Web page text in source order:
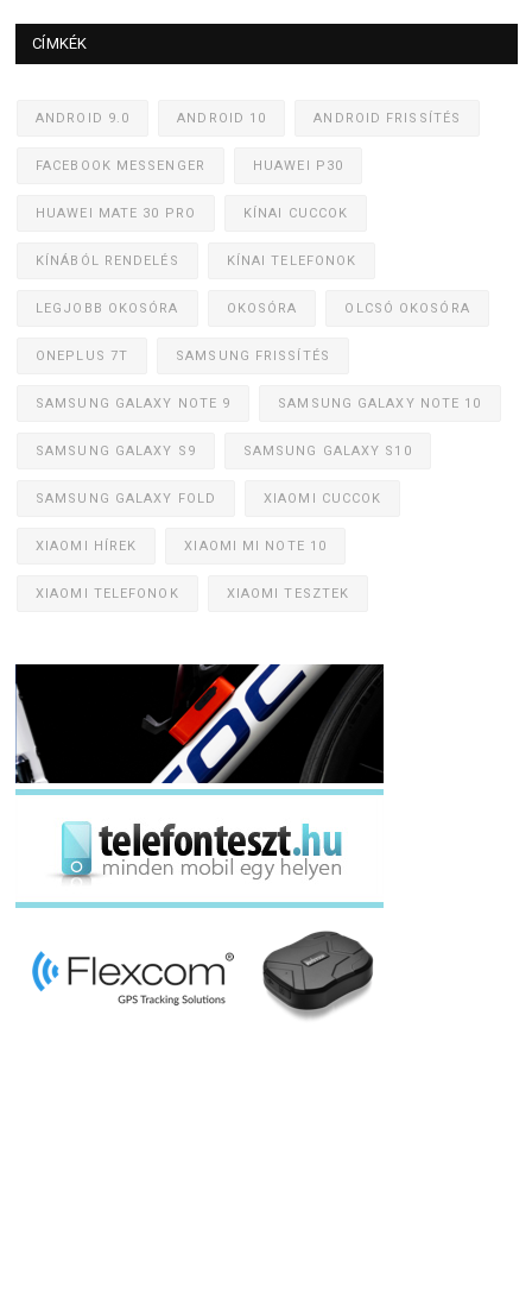
CÍMKÉK
ANDROID 9.0 ANDROID 10 ANDROID FRISSÍTÉS
FACEBOOK MESSENGER HUAWEI P30
HUAWEI MATE 30 PRO KÍNAI CUCCOK
KÍNÁBÓL RENDELÉS KÍNAI TELEFONOK
LEGJOBB OKOSÓRA OKOSÓRA OLCSÓ OKOSÓRA
ONEPLUS 7T SAMSUNG FRISSÍTÉS
SAMSUNG GALAXY NOTE 9 SAMSUNG GALAXY NOTE 10
SAMSUNG GALAXY S9 SAMSUNG GALAXY S10
SAMSUNG GALAXY FOLD XIAOMI CUCCOK
XIAOMI HÍREK XIAOMI MI NOTE 10
XIAOMI TELEFONOK XIAOMI TESZTEK